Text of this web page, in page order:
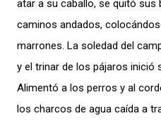
atar a su caballo, se quitó sus
caminos andados,
marrones. La soledad del
y el trinar de los pájaros inició
Alimentó a los perros y al
los charcos de agua caída a